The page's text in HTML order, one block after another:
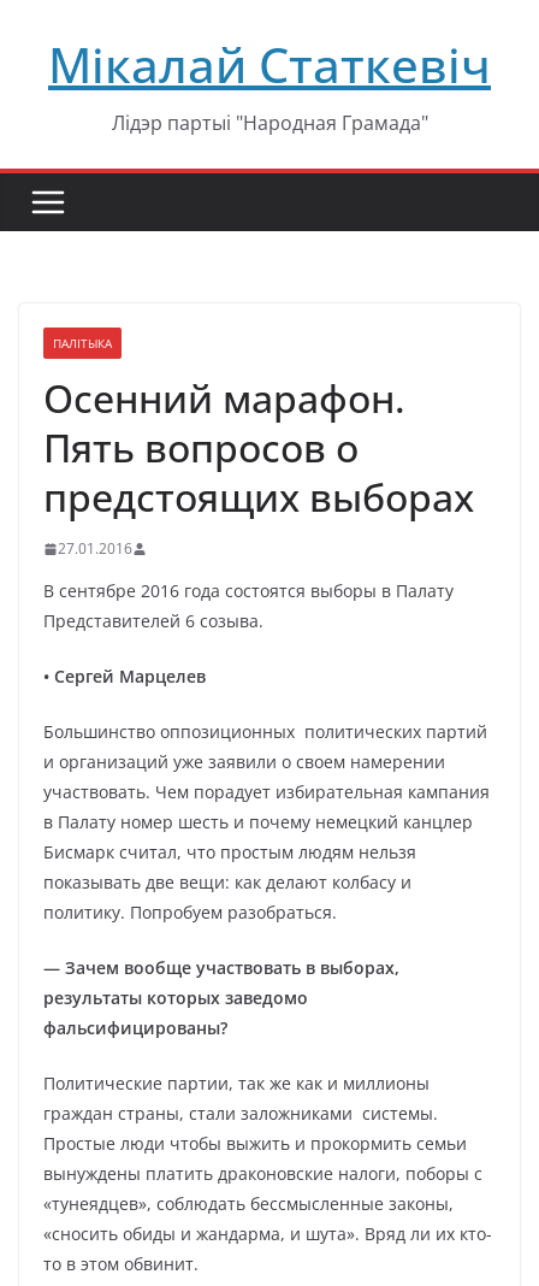
содержимому
Мікалай Статкевіч
Лідэр партыі "Народная Грамада"
ПАЛІТЫКА
Осенний марафон.
Пять вопросов о
предстоящих выборах
27.01.2016
В сентябре 2016 года состоятся выборы в Палату
Представителей 6 созыва.
• Сергей Марцелев
Большинство оппозиционных политических партий
и организаций уже заявили о своем намерении
участвовать. Чем порадует избирательная кампания
в Палату номер шесть и почему немецкий канцлер
Бисмарк считал, что простым людям нельзя
показывать две вещи: как делают колбасу и
политику. Попробуем разобраться.
— Зачем вообще участвовать в выборах,
результаты которых заведомо
фальсифицированы?
Политические партии, так же как и миллионы
граждан страны, стали заложниками системы.
Простые люди чтобы выжить и прокормить семьи
вынуждены платить драконовские налоги, поборы с
«тунеядцев», соблюдать бессмысленные законы,
«сносить обиды и жандарма, и шута». Вряд ли их кто-
то в этом обвинит.